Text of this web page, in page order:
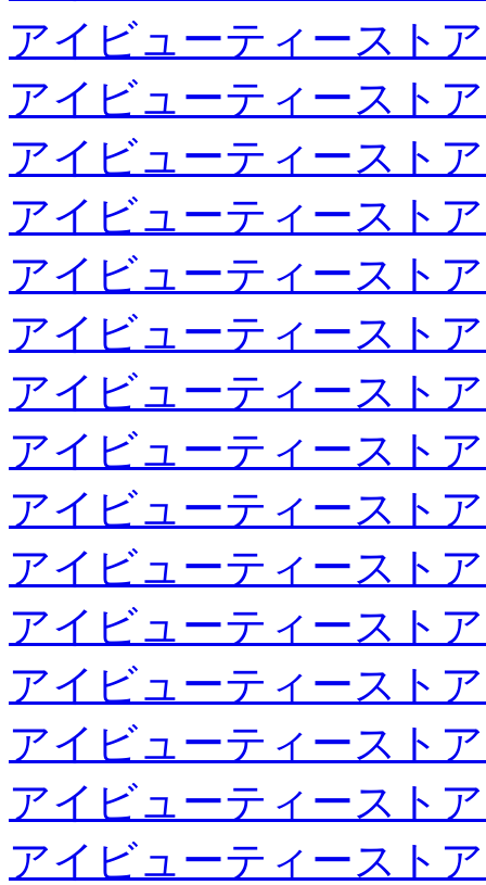
アイビューティースト
アイビューティースト
アイビューティースト
アイビューティースト
アイビューティースト
アイビューティースト
アイビューティースト
アイビューティースト
アイビューティースト
アイビューティースト
アイビューティースト
アイビューティースト
アイビューティースト
アイビューティースト
アイビューティースト